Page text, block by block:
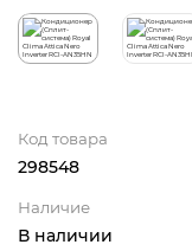
Код товара
298548
Наличие
В наличии